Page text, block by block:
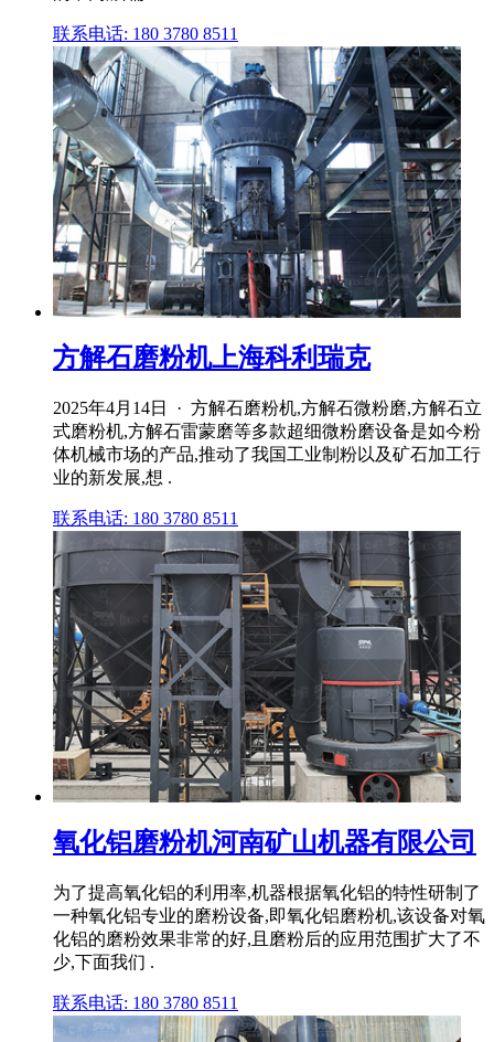
联系电话: 180 3780 8511
方解石磨粉机上海科利瑞克
2025年4月14日 · 方解石磨粉机,方解石微粉磨,方解石立
式磨粉机,方解石雷蒙磨等多款超细微粉磨设备是如今粉
体机械市场的产品,推动了我国工业制粉以及矿石加工行
业的新发展,想 .
联系电话: 180 3780 8511
氧化铝磨粉机河南矿山机器有限公司
为了提高氧化铝的利用率,机器根据氧化铝的特性研制了
一种氧化铝专业的磨粉设备,即氧化铝磨粉机,该设备对氧
化铝的磨粉效果非常的好,且磨粉后的应用范围扩大了不
少,下面我们 .
联系电话: 180 3780 8511